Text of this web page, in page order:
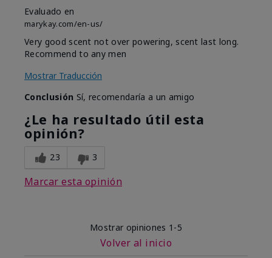
Evaluado en
marykay.com/en-us/
Very good scent not over powering, scent last long.
Recommend to any men
Mostrar Traducción
Conclusión Sí, recomendaría a un amigo
¿Le ha resultado útil esta
opinión?
23 3
Marcar esta opinión
Mostrar opiniones 1-5
Volver al inicio